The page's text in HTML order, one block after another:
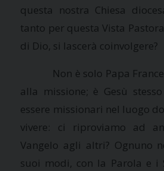
questa nostra Chiesa
tanto per questa Vista
di Dio, si lascerà coinvolgere?
Non è solo Papa
alla missione; è Gesù
essere missionari nel luogo
vivere: ci riproviamo ad
Vangelo agli altri? Ognuno
suoi modi, con la Parola e i